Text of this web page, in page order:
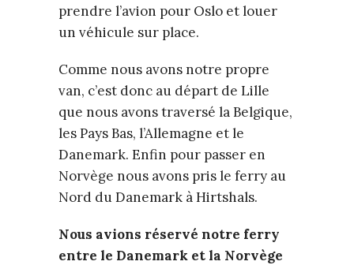
prendre l’avion pour Oslo et louer
un véhicule sur place.
Comme nous avons notre propre
van, c’est donc au départ de Lille
que nous avons traversé la Belgique,
les Pays Bas, l’Allemagne et le
Danemark. Enfin pour passer en
Norvège nous avons pris le ferry au
Nord du Danemark à Hirtshals.
Nous avions réservé notre ferry
entre le Danemark et la Norvège